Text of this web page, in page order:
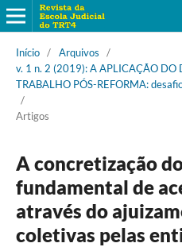
Início / Arquivos
/
v. 1 n. 2 (2019): A APLICAÇÃO DO
TRABALHO PÓS-REFORMA:
/
Artigos
A concretização
fundamental de
através do
coletivas pelas